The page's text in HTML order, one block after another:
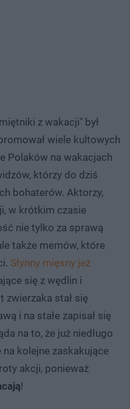
z wakacji" był
wiele kultowych
Polaków na wakacjach
którzy do dziś
bohaterów. Aktorzy,
w krótkim czasie
nie tylko za sprawą
także memów, które
Słynny mięsny jeż
się z wędlin i
zwierzaka stał się
i na stałe zapisał się
na to, że już niedługo
kolejne zaskakujące
akcji, ponieważ
!